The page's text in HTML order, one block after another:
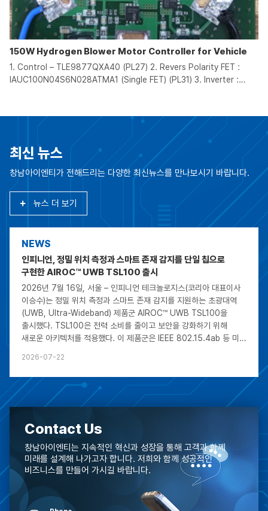
150W Hydrogen Blower Motor Controller for Vehicle
1. Control – TLE9877QXA40 (PL27) 2. Revers Polarity FET :
IAUC100N04S6N028ATMA1 (Single FET) (PL31) 3. Inverter :
Drive/Interface : LIN
최신 뉴스
창남아이엔티가 전해드리는 다양한 최신뉴스를 만나보시기 바랍니다.
뉴스 더 보기
NEWS
인피니언, 정밀 위치 측정과 스마트 존재 감지를 단일 칩으로
구현한 AIROC™ UWB TSL100 출시
2026년 7월 16일, 서울 – 인피니언 테크놀로지스(코리아 대표이사
이승수)는 정밀 위치 측정과 스마트 존재 감지를 지원하는 초광대역
(UWB, Ultra-Wideband) 제품군 AIROC™ UWB TSL100을
출시했다. TSL100은 전력 소비를 줄이고 보안을 강화하기 위해
새로운 아키텍처를 적용했다. 이 제품군은 IEEE 802.15.4ab 등 미래
컨소시엄 표준을 준수한다.TSL100은 단일 디바이스에 거리 측정
(ranging)과 센싱 기능을 통합해 보안 차량 액세스, 차량 내 존재
감지, 출입 통제, 비접촉 결제, 발권, 실내 내비게이션 등의
애플리케이션에도 활용될 수 있다. 이 제품은 정밀 위치 측정과 스마트
전반에서 증가하는 수요에 대응한다.차량 및 건물 출입 제어 시스템,
자산 추적, 실내 내비게이션은 매우 낮은 전력 소비와 안정적이고
견고한 RF 성능을 요구하며, 주머니 속에 스마트 기기가 있는 경우와
같은 비가시선(Non-Line-of-Sight) 상황에서도 안정적으로
동작해야 한다. 또한 사용자와 시스템 운영자는 중간자 공격(Man-in-
2026-07-22
Contact Us
창남아이엔티는 지속적인 혁신과 성장을 통해 고객과 함께
미래를 설계해 나가고자 합니다.저희와 함께 성공적인
비즈니스를 만들어 가시길 바랍니다.